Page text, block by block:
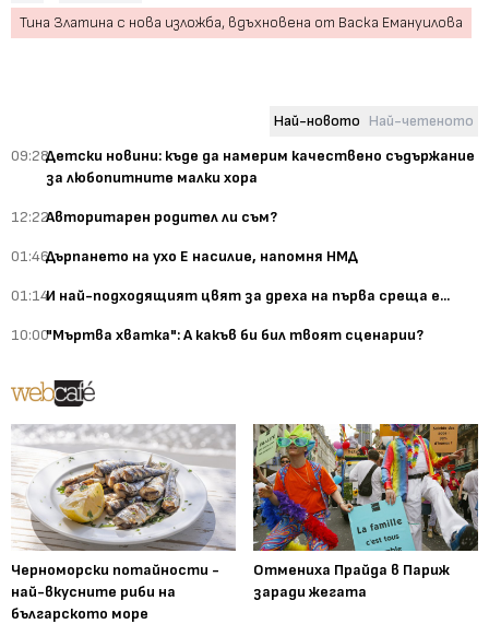
Тина Златина с нова изложба, вдъхновена от Васка Емануилова
Най-новото Най-четеното
09:28Детски новини: къде да намерим качествено съдържание
за любопитните малки хора
12:22Авторитарен родител ли съм?
01:46Дърпането на ухо Е насилие, напомня НМД
01:14И най-подходящият цвят за дреха на първа среща е...
10:00"Мъртва хватка": А какъв би бил твоят сценарии?
Черноморски потайности -
най-вкусните риби на
българското море
Отмениха Прайда в Париж
заради жегата